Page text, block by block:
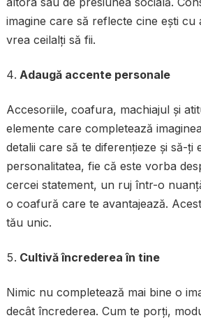
imagine care să reflecte cine ești
vrea ceilalți să fii.
Adaugă accente personale
Accesoriile, coafura, machiajul și
elemente care completează
detalii care să te diferențieze și să-ți
personalitatea, fie că este vorba
cercei statement, un ruj într-o
o coafură care te avantajează.
tău unic.
Cultivă încrederea în tine
Nimic nu completează mai bine o
decât încrederea. Cum te porți,